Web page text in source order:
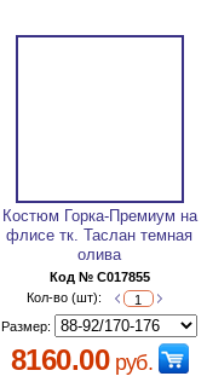
Костюм Горка-Премиум на
флисе тк. Таслан темная
олива
Код № C017855
Кол-во (шт):
Размер:
8160.00руб.